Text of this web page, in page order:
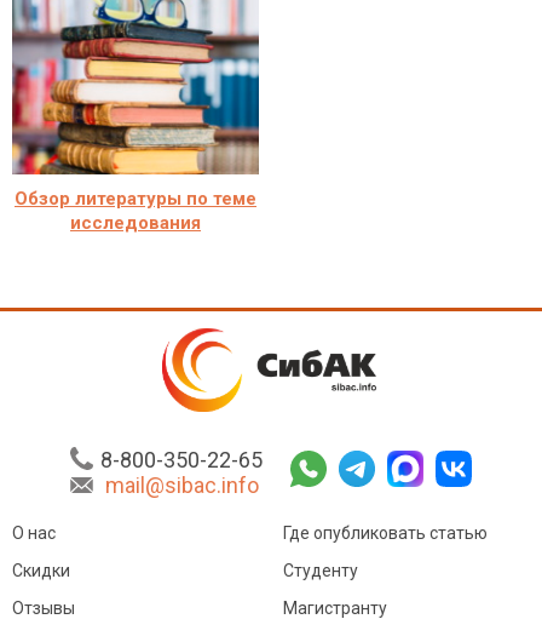
Обзор литературы по теме
исследования
8-800-350-22-65
mail@sibac.info
О нас
Скидки
Отзывы
Где опубликовать статью
Студенту
Магистранту